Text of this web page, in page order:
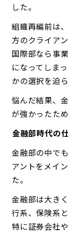
した。
組織再編前は
方のクライア
国際部なら事
になってしま
かの選択を迫
悩んだ結果、
が強かったた
――金融部時代
金融部の中で
アントをメイ
た。
金融部は大き
行系、保険系
特に証券会社